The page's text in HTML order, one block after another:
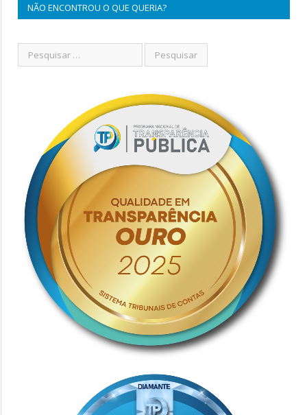
NÃO ENCONTROU O QUE QUERIA?